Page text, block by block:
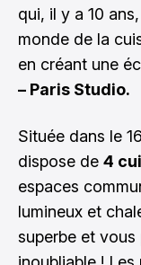
qui, il y a 10
monde de la
en créant une
– Paris Studio.
Située dans le
dispose de 4
espaces
lumineux et
superbe et